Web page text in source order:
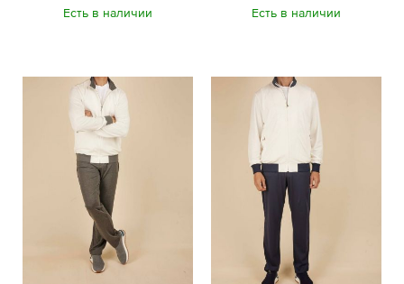
Есть в наличии Есть в наличии